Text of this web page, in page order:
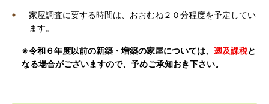
家屋調査に要する時間は、おおむね２０分程度を予定してい
ます。
※令和６年度以前の新築・増築の家屋については、 遡及課税と
なる場合がございますので、予めご承知おき下さい。